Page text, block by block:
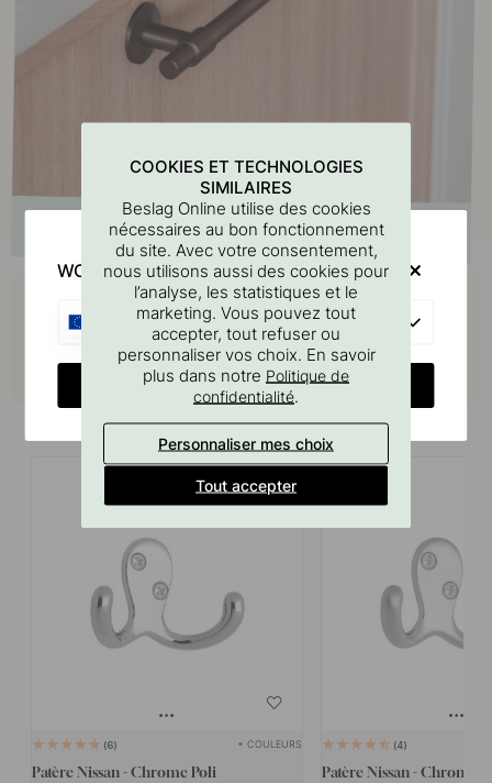
Achetez avec
Produits similaires
6 + COULEURS
Patère Nissan - Chrome Poli
4
Patère Nissan - Chrome
COOKIES ET TECHNOLOGIES
SIMILAIRES
Beslag Online utilise des cookies
nécessaires au bon fonctionnement
du site. Avec votre consentement,
nous utilisons aussi des cookies pour
l’analyse, les statistiques et le
marketing. Vous pouvez tout
accepter, tout refuser ou
personnaliser vos choix. En savoir
plus dans notre Politique de
confidentialité.
Personnaliser mes choix
Tout accepter
WOULD YOU RATHER VISIT?
CHANGE COUNTRY